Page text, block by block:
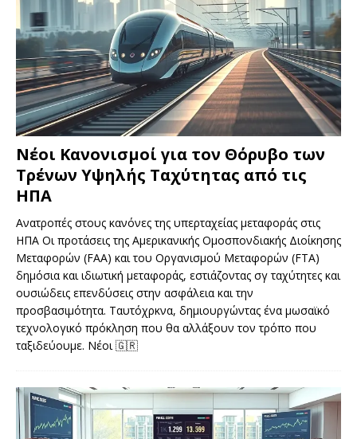
Νέοι Κανονισμοί για τον Θόρυβο των
Τρένων Υψηλής Ταχύτητας από τις
ΗΠΑ
Ανατροπές στους κανόνες της υπερταχείας μεταφοράς στις
ΗΠΑ Οι προτάσεις της Αμερικανικής Ομοσπονδιακής Διοίκησης
Μεταφορών (FAA) και του Οργανισμού Μεταφορών (FTA)
δημόσια και ιδιωτική μεταφοράς, εστιάζοντας σγ ταχύτητες και
ουσιώδεις επενδύσεις στην ασφάλεια και την
προσβασιμότητα. Ταυτόχρκνα, δημιουργώντας ένα μωσαϊκό
τεχνολογικό πρόκληση που θα αλλάξουν τον τρόπο που
ταξιδεύουμε. Νέοι🇬🇷